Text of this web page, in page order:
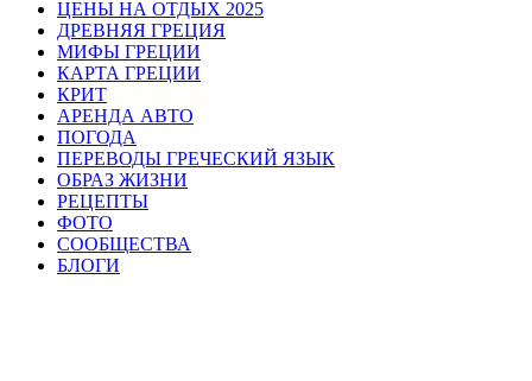
ЦЕНЫ НА ОТДЫХ 2025
ДРЕВНЯЯ ГРЕЦИЯ
МИФЫ ГРЕЦИИ
КАРТА ГРЕЦИИ
КРИТ
АРЕНДА АВТО
ПОГОДА
ПЕРЕВОДЫ ГРЕЧЕСКИЙ ЯЗЫК
ОБРАЗ ЖИЗНИ
РЕЦЕПТЫ
ФОТО
СООБЩЕСТВА
БЛОГИ